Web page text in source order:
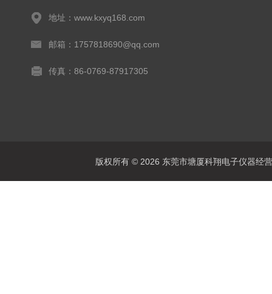
地址：www.kxyq168.com
邮箱：1757818690@qq.com
传真：86-0769-87917305
版权所有 © 2026 东莞市塘厦科翔电子仪器